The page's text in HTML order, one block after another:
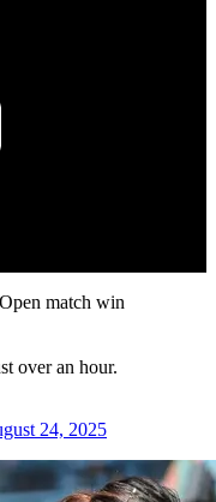
match win
over an hour.
24, 2025